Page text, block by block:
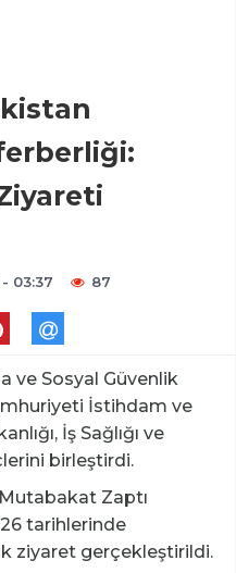
03:37 87
ve Sosyal Güvenlik
İstihdam ve
İş Sağlığı ve
birleştirdi.
Zaptı
tarihlerinde
ziyaret gerçekleştirildi.